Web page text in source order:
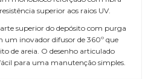
superior aos raios UV.
superior do depósito com purga
inovador difusor de 360º que
de areia. O desenho articulado
para uma manutenção simples.